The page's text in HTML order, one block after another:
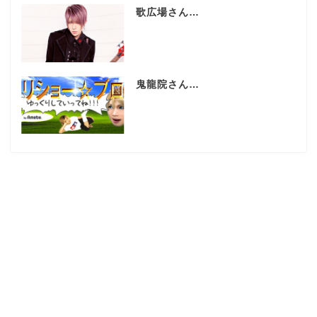
歌広場さん…
鬼龍院さん…